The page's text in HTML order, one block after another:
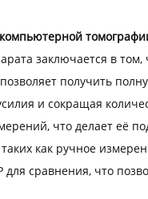
заключается в
получить
и сокращая
что делает её
как ручное
сравнения, что